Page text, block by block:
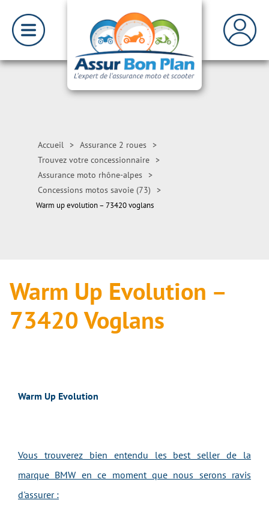
Accueil > Assurance 2 roues >
Trouvez votre concessionnaire >
Assurance moto rhône-alpes >
Concessions motos savoie (73)
>
Warm up evolution – 73420 voglans
Warm Up Evolution –
73420 Voglans
Warm Up Evolution
Vous trouverez bien entendu les best seller de la
marque BMW en ce moment que nous serons ravis
d'assurer :